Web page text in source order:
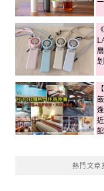
熱門文章